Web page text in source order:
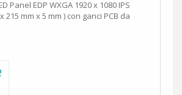
Panel EDP WXGA 1920 x 1080 IPS
215 mm x 5 mm ) con ganci PCB da